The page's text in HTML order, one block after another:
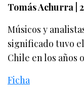
Tomás Achurra |
Músicos y
significado tuvo
Chile en los años
Ficha